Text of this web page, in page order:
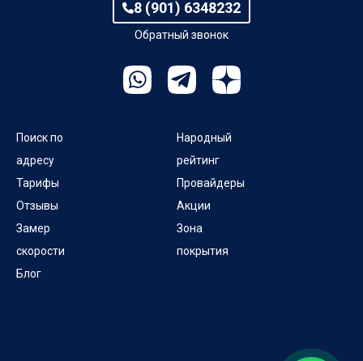
Пролетарский спуск
Рабочий пер
Садовый пер
8 (901) 6348232
Обратный звонок
Поиск по
адресу
Тарифы
Отзывы
Замер
скорости
Блог
Народный
рейтинг
Провайдеры
Акции
Зона
покрытия